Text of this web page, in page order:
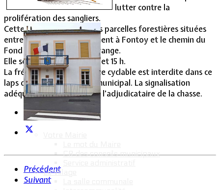
CR des conseils municipaux
Le Village
lutter contre la
prolifération des sangliers.
Cette action concernera les parcelles forestières situées
entre le chemin du monument à Fontoy et le chemin du
Fond du Conroy à Lommerange.
Elle se déroulera entre 11 h et 15 h.
La fréquentation de la piste cyclable est interdite dans ce
laps de temps par arrêté municipal. La signalisation
adéquate sera assurée par l’adjudicataire de la chasse.
Précédent
Suivant